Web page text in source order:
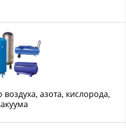
азота, кислорода,